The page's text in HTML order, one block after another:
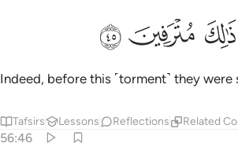
٤٥
٤٥
ﲼ ﲽﲾ
Indeed, before this ˹torment˺ they were
Tafsirs Lessons Reflections Related
56:46